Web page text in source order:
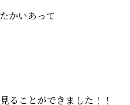
かいあって
ることができました！！